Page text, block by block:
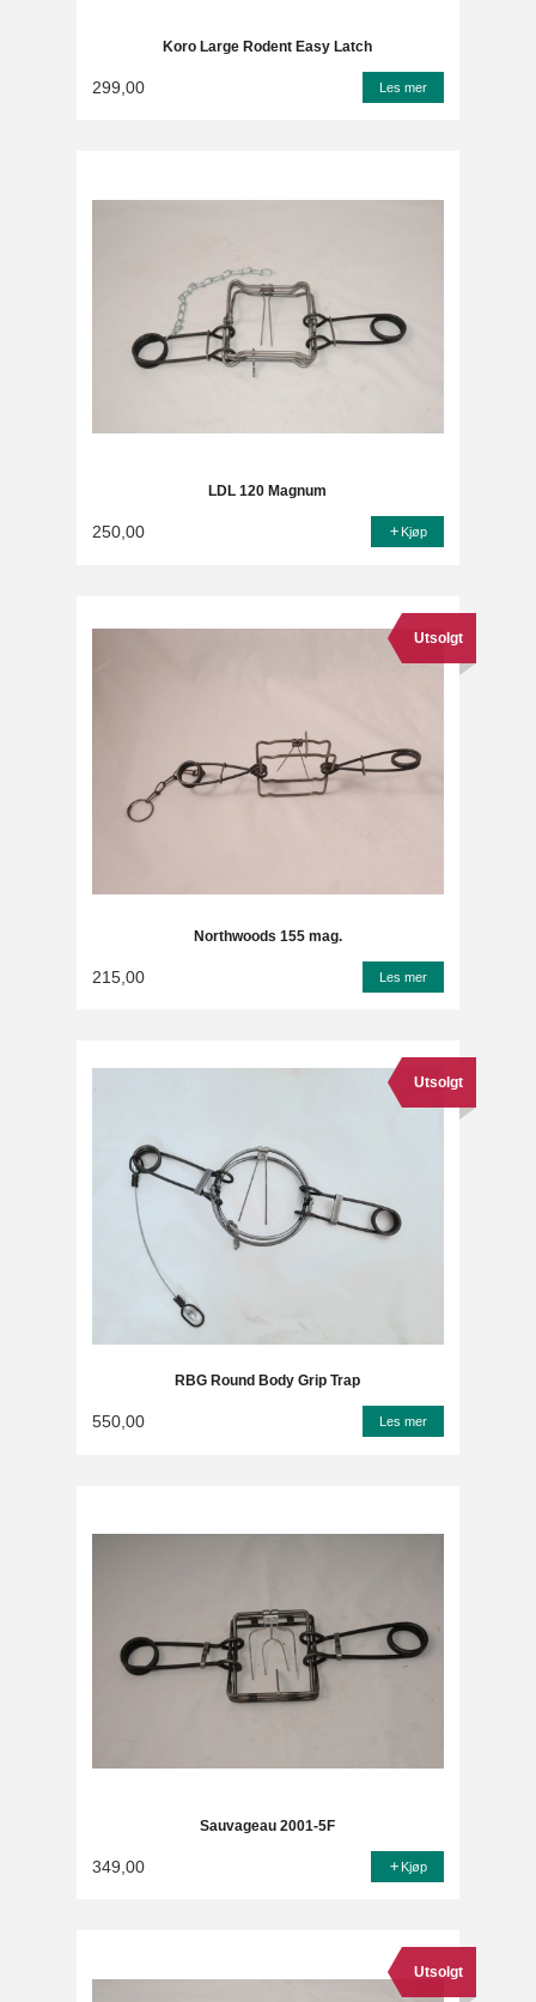
Koro Large Rodent Easy Latch
299,00 Les mer
LDL 120 Magnum
250,00 Kjøp
Northwoods 155 mag.
Utsolgt
215,00 Les mer
RBG Round Body Grip Trap
Utsolgt
550,00 Les mer
Sauvageau 2001-5F
349,00 Kjøp
Utsolgt